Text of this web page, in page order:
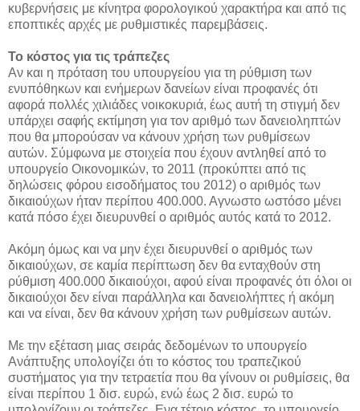
κυβερνήσεις με κίνητρα φορολογικού χαρακτήρα και από τις
εποπτικές αρχές με ρυθμιστικές παρεμβάσεις.
Το κόστος για τις τράπεζες
Αν και η πρόταση του υπουργείου για τη ρύθμιση των
ενυπόθηκων και ενήμερων δανείων είναι προφανές ότι
αφορά πολλές χιλιάδες νοικοκυριά, έως αυτή τη στιγμή δεν
υπάρχει σαφής εκτίμηση για τον αριθμό των δανειοληπτών
που θα μπορούσαν να κάνουν χρήση των ρυθμίσεων
αυτών. Σύμφωνα με στοιχεία που έχουν αντληθεί από το
υπουργείο Οικονομικών, το 2011 (προκύπτει από τις
δηλώσεις φόρου εισοδήματος του 2012) ο αριθμός των
δικαιούχων ήταν περίπου 400.000. Αγνωστο ωστόσο μένει
κατά πόσο έχει διευρυνθεί ο αριθμός αυτός κατά το 2012.
Ακόμη όμως και να μην έχει διευρυνθεί ο αριθμός των
δικαιούχων, σε καμία περίπτωση δεν θα ενταχθούν στη
ρύθμιση 400.000 δικαιούχοι, αφού είναι προφανές ότι όλοι οι
δικαιούχοι δεν είναι παράλληλα και δανειολήπτες ή ακόμη
και να είναι, δεν θα κάνουν χρήση των ρυθμίσεων αυτών.
Με την εξέταση μιας σειράς δεδομένων το υπουργείο
Ανάπτυξης υπολογίζει ότι το κόστος του τραπεζικού
συστήματος για την τετραετία που θα γίνουν οι ρυθμίσεις, θα
είναι περίπου 1 δισ. ευρώ, ενώ έως 2 δισ. ευρώ το